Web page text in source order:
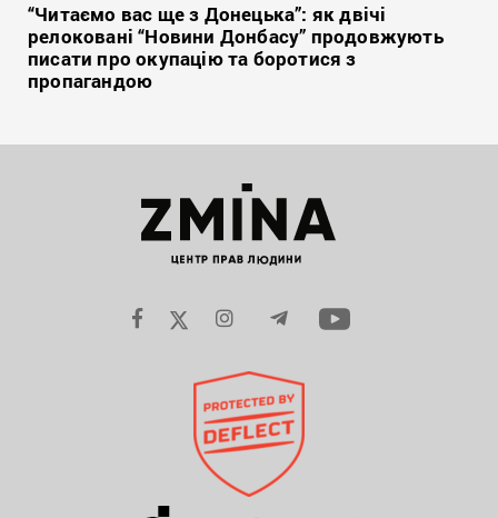
“Читаємо вас ще з Донецька”: як двічі
релоковані “Новини Донбасу” продовжують
писати про окупацію та боротися з
пропагандою